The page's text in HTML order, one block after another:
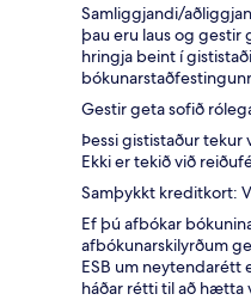
Samliggjandi/
þau eru laus og gestir
hringja beint í
Gestir geta sofið
Þessi gististaður
Ekki er tekið við
Samþykkt kreditkort:
Ef þú afbókar
afbókunarskilyrðum
ESB um neytendarétt
háðar rétti til að hætta